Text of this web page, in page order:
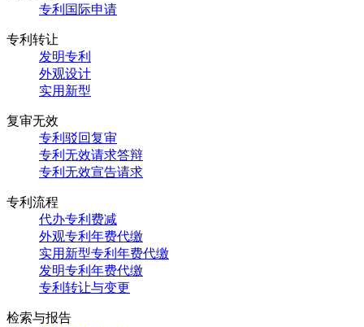
专利国际申请
专利转让
发明专利
外观设计
实用新型
复审无效
专利驳回复审
专利无效请求答辩
专利无效宣告请求
专利流程
代办专利费减
外观专利年费代缴
实用新型专利年费代缴
发明专利年费代缴
专利转让与变更
检索与报告